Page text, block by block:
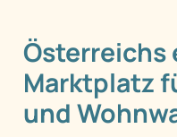
Österreichs
Marktplatz
und